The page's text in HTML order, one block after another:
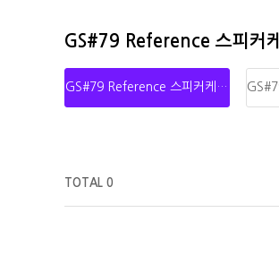
GS#79 Reference 스피커
GS#79 Reference 스피커케이블
TOTAL 0